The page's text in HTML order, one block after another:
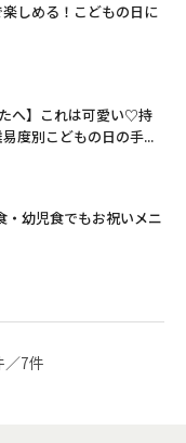
楽しめる！こどもの日に
へ】これは可愛い♡持
度別こどもの日の手...
・幼児食でもお祝いメニ
／7件